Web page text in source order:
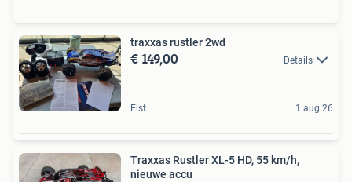
traxxas rustler 2wd
€ 149,00 Details
Elst 1 aug 26
Traxxas Rustler XL-5 HD, 55 km/h,
nieuwe accu